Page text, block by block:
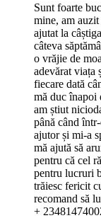
Sunt foarte
mine, am
ajutat la
câteva
o vrăjie de
adevărat viața
fiecare dată
mă duc înapoi
am știut
până când
ajutor și mi-a
mă ajută să
pentru că cel
pentru lucruri
trăiesc fericit
recomand să
+